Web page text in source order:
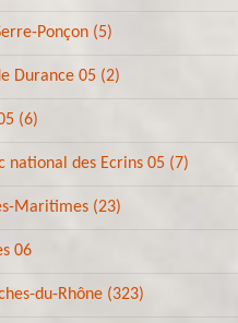
Ponçon (5)
Durance 05 (2)
(6)
des Ecrins 05 (7)
Maritimes (23)
06
du-Rhône (323)